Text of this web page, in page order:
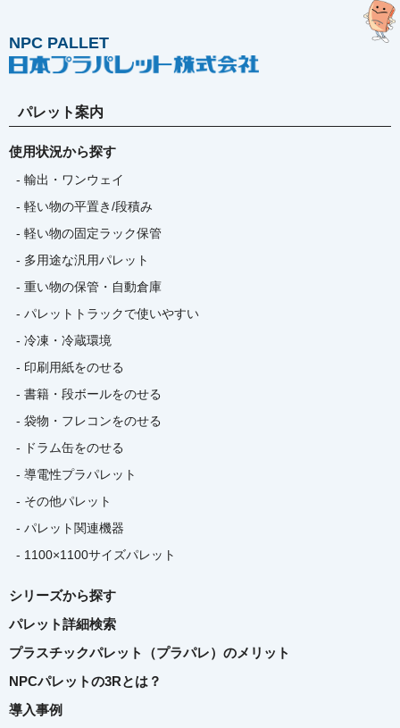
NPC PALLET
パレット案内
使用状況から探す
- 輸出・ワンウェイ
- 軽い物の平置き/段積み
- 軽い物の固定ラック保管
- 多用途な汎用パレット
- 重い物の保管・自動倉庫
- パレットトラックで使いやすい
- 冷凍・冷蔵環境
- 印刷用紙をのせる
- 書籍・段ボールをのせる
- 袋物・フレコンをのせる
- ドラム缶をのせる
- 導電性プラパレット
- その他パレット
- パレット関連機器
- 1100×1100サイズパレット
シリーズから探す
パレット詳細検索
プラスチックパレット（プラパレ）のメリット
NPCパレットの3Rとは？
導入事例